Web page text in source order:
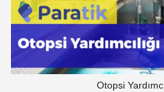
Otopsi